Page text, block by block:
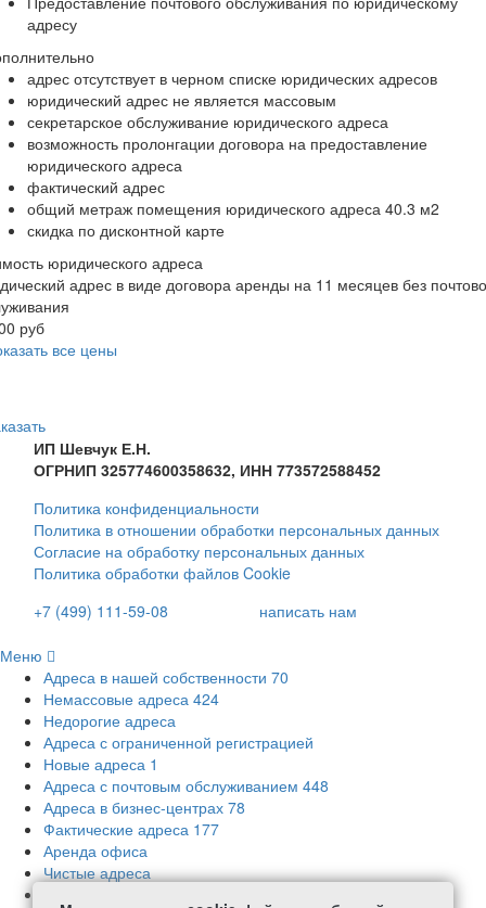
адресу
адрес отсутствует в черном списке юридических адресов
юридический адрес не является массовым
секретарское обслуживание юридического адреса
возможность пролонгации договора на предоставление
юридического адреса
фактический адрес
общий метраж помещения юридического адреса 40.3 м2
скидка по дисконтной карте
юридического адреса
адрес в виде договора аренды на 11 месяцев без
руб
все цены
ИП Шевчук Е.Н.
ОГРНИП 325774600358632, ИНН 773572588452
Политика конфиденциальности
Политика в отношении обработки персональных данных
Согласие на обработку персональных данных
Политика обработки файлов Cookie
+7 (499) 111-59-08
написать нам
Меню
Адреса в нашей собственности 70
Немассовые адреса 424
Недорогие адреса
Адреса с ограниченной регистрацией
Новые адреса 1
Адреса с почтовым обслуживанием 448
Адреса в бизнес-центрах 78
Фактические адреса 177
Аренда офиса
Чистые адреса